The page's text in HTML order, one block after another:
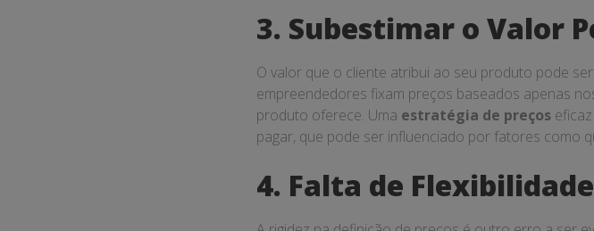
3. Subestimar o Valor
O valor que o cliente atribui ao seu produto pode
empreendedores fixam preços baseados apenas
produto oferece. Uma estratégia de preços
pagar, que pode ser influenciado por fatores como
4. Falta de Flexibilidade